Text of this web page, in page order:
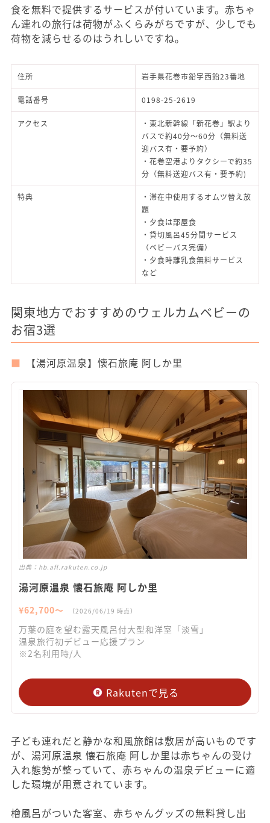
食を無料で提供するサービスが付いています。赤ちゃ
ん連れの旅行は荷物がふくらみがちですが、少しでも
荷物を減らせるのはうれしいですね。
住所 岩手県花巻市鉛字西鉛23番地
電話番号 0198-25-2619
アクセス
・東北新幹線「新花巻」駅より
バスで約40分～60分（無料送
迎バス有・要予約）
・花巻空港よりタクシーで約35
分（無料送迎バス有・要予約)
特典
・滞在中使用するオムツ替え放
題
・夕食は部屋食
・貸切風呂45分間サービス
（ベビーバス完備）
・夕食時離乳食無料サービス
など
関東地方でおすすめのウェルカムベビーの
お宿3選
【湯河原温泉】懐石旅庵 阿しか里
出典： hb.afl.rakuten.co.jp
湯河原温泉 懐石旅庵 阿しか里
¥62,700〜 （2026/06/19 時点）
万葉の庭を望む露天風呂付大型和洋室「淡雪」
温泉旅行初デビュー応援プラン
※2名利用時/人
Rakutenで見る
子ども連れだと静かな和風旅館は敷居が高いものです
が、湯河原温泉 懐石旅庵 阿しか里は赤ちゃんの受け
入れ態勢が整っていて、赤ちゃんの温泉デビューに適
した環境が用意されています。
檜風呂がついた客室、赤ちゃんグッズの無料貸し出